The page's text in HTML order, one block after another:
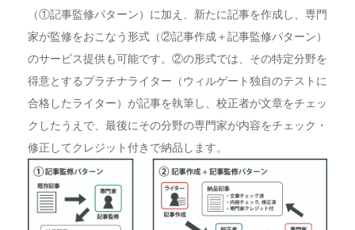
（①記事監修パターン）に加え、新たに記事を作成し、専門
家が監修をおこなう形式（②記事作成＋記事監修パターン）
のサービス提供も可能です。②の形式では、その特定分野を
得意とするプラチナライター（ウィルゲート独自のテストに
合格したライター）が記事を執筆し、校正者が文章をチェッ
クしたうえで、最後にその分野の専門家が内容をチェック・
修正してクレジット付きで納品します。